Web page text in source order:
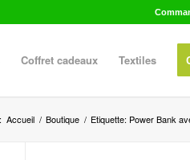
Coffret cadeaux Textiles
Accueil / Boutique / Etiquette: Power Bank